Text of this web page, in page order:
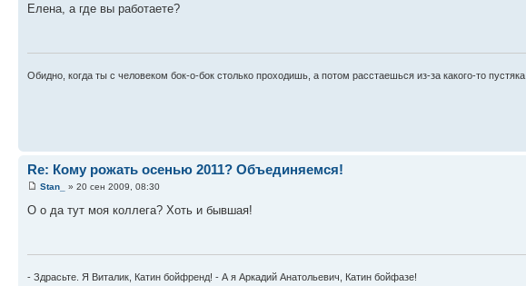
Елена, а где вы работаете?
Обидно, когда ты с человеком бок-о-бок столько проходишь, а потом расстаешься из-за какого-то пустяка.
Re: Кому рожать осенью 2011? Объединяемся!
Stan_ » 20 сен 2009, 08:30
О о да тут моя коллега? Хоть и бывшая!
- Здрасьте. Я Виталик, Катин бойфренд! - А я Аркадий Анатольевич, Катин бойфазе!